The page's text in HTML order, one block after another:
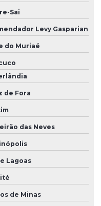
Sai
Levy Gasparian
do Muriaé
de Fora
das Neves
Lagoas
de Minas